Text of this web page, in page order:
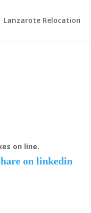
Lanzarote Relocation
on line.